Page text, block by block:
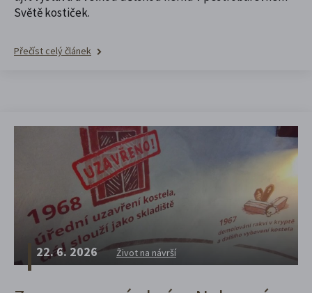
Světě kostiček.
Přečíst celý článek
22. 6. 2026 Život na návrší